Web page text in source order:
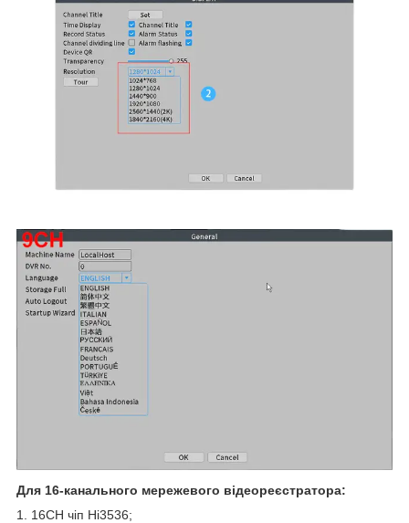
Для 16-канального мережевого відеореєстратора:
1. 16CH чіп Hi3536;